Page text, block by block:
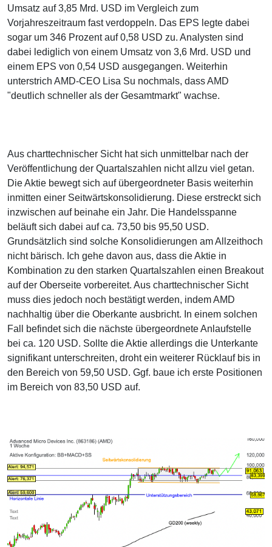
Umsatz auf 3,85 Mrd. USD im Vergleich zum
Vorjahreszeitraum fast verdoppeln. Das EPS legte dabei
sogar um 346 Prozent auf 0,58 USD zu. Analysten sind
dabei lediglich von einem Umsatz von 3,6 Mrd. USD und
einem EPS von 0,54 USD ausgegangen. Weiterhin
unterstrich AMD-CEO Lisa Su nochmals, dass AMD
"deutlich schneller als der Gesamtmarkt" wachse.
Aus charttechnischer Sicht hat sich unmittelbar nach der
Veröffentlichung der Quartalszahlen nicht allzu viel getan.
Die Aktie bewegt sich auf übergeordneter Basis weiterhin
inmitten einer Seitwärtskonsolidierung. Diese erstreckt sich
inzwischen auf beinahe ein Jahr. Die Handelsspanne
beläuft sich dabei auf ca. 73,50 bis 95,50 USD.
Grundsätzlich sind solche Konsolidierungen am Allzeithoch
nicht bärisch. Ich gehe davon aus, dass die Aktie in
Kombination zu den starken Quartalszahlen einen Breakout
auf der Oberseite vorbereitet. Aus charttechnischer Sicht
muss dies jedoch noch bestätigt werden, indem AMD
nachhaltig über die Oberkante ausbricht. In einem solchen
Fall befindet sich die nächste übergeordnete Anlaufstelle
bei ca. 120 USD. Sollte die Aktie allerdings die Unterkante
signifikant unterschreiten, droht ein weiterer Rücklauf bis in
den Bereich von 59,50 USD. Ggf. baue ich erste Positionen
im Bereich von 83,50 USD auf.